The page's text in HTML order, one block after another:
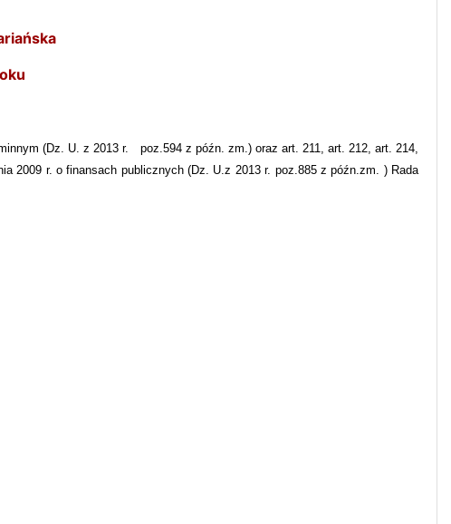
(Dz. U. z 2013 r.
poz.594 z późn. zm.) oraz art. 211, art. 212, art. 214,
2009 r. o finansach publicznych (Dz. U.z 2013 r. poz.885 z późn.zm. ) Rada